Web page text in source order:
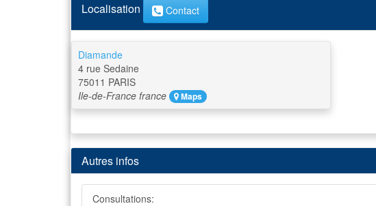
Localisation Contact
Diamande
4 rue Sedaine
75011 PARIS
Ile-de-France france Maps
Autres infos
Consultations: